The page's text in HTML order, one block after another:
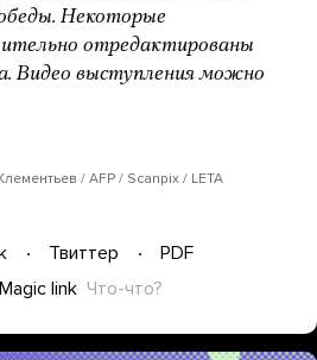
Некоторые
отредактированы
Видео выступления можно
/ AFP / Scanpix / LETA
Твиттер
PDF
Magic link Что-что?